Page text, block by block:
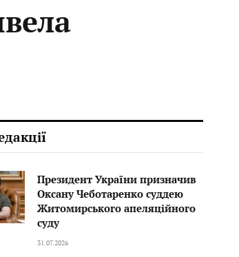
Президент України призначив
Оксану Чеботаренко суддею
Житомирського апеляційного
суду
31.07.2026